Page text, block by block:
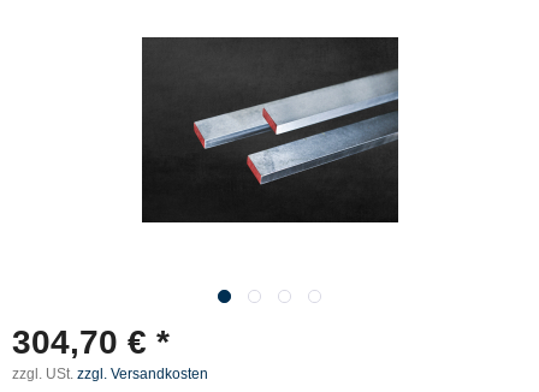
304,70 € *
zzgl. USt. zzgl. Versandkosten